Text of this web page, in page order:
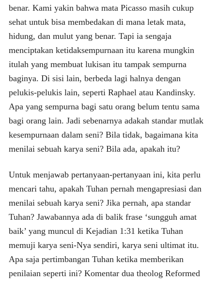
benar. Kami yakin bahwa mata Picasso masih cukup
sehat untuk bisa membedakan di mana letak mata,
hidung, dan mulut yang benar. Tapi ia sengaja
menciptakan ketidaksempurnaan itu karena mungkin
itulah yang membuat lukisan itu tampak sempurna
baginya. Di sisi lain, berbeda lagi halnya dengan
pelukis-pelukis lain, seperti Raphael atau Kandinsky.
Apa yang sempurna bagi satu orang belum tentu sama
bagi orang lain. Jadi sebenarnya adakah standar mutlak
kesempurnaan dalam seni? Bila tidak, bagaimana kita
menilai sebuah karya seni? Bila ada, apakah itu?
Untuk menjawab pertanyaan-pertanyaan ini, kita perlu
mencari tahu, apakah Tuhan pernah mengapresiasi dan
menilai sebuah karya seni? Jika pernah, apa standar
Tuhan? Jawabannya ada di balik frase ‘sungguh amat
baik’ yang muncul di Kejadian 1:31 ketika Tuhan
memuji karya seni-Nya sendiri, karya seni ultimat itu.
Apa saja pertimbangan Tuhan ketika memberikan
penilaian seperti ini? Komentar dua theolog Reformed